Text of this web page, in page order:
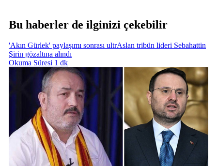
Bu haberler de ilginizi çekebilir
'Akın Gürlek' paylaşımı sonrası ultrAslan tribün lideri Sebahattin
Şirin gözaltına alındı
Okuma Süresi 1 dk